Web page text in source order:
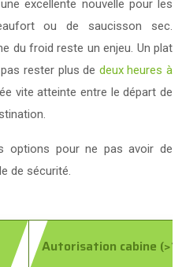
excellente nouvelle pour les
ou de saucisson sec.
du froid reste un enjeu. Un plat
rester plus de deux heures à
vite atteinte entre le départ de
options pour ne pas avoir de
de sécurité.
Autorisation cabine